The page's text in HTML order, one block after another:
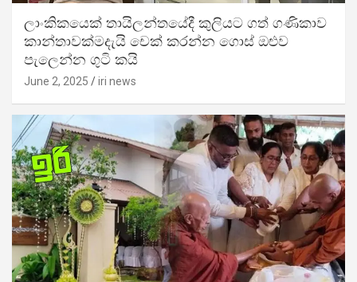
ලාංකිකයෙක් තායිලන්තයේදී කුලියට ගත් ගණිකාව
කාන්තාවක්මදැයි චෙක් කරන්න ගොස් ඔළුව
පැලෙන්න ගුටි කයි
June 2, 2025 iri news